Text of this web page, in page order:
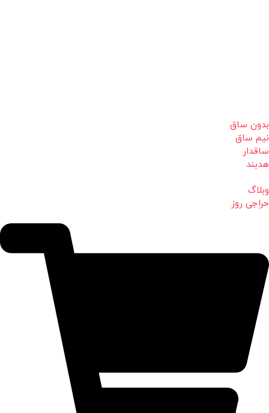
بدون ساق
نیم ساق
ساقدار
هدبند
وبلاگ
حراجی روز